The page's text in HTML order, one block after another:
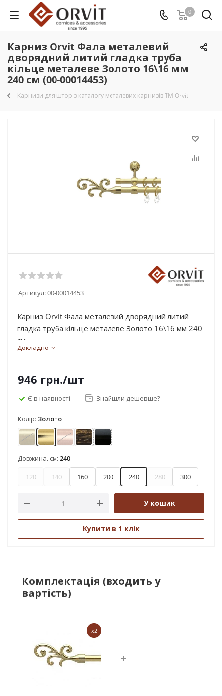
0
Карниз Orvit Фала металевий
дворядний литий гладка труба
кільце металеве Золото 16\16 мм
240 см (00-00014453)
Карнизи для штор з каталогу металевих карнизів TM Orvit
Артикул:00-00014453
Карниз Orvit Фала металевий дворядний литий
гладка труба кільце металеве Золото 16\16 мм 240
см...
Докладно
946 грн./шт
Є в наявності Знайшли дешевше?
Колір: Золото
АнтикЗолотоМідь Чорне золотоЧорний оксамит
Довжина, см:240
120 140 160 200 240 280 300
У кошик
Купити в 1 клік
Комплектація (входить у
вартість)
x2